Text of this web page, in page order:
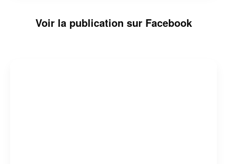
Voir la publication sur Facebook